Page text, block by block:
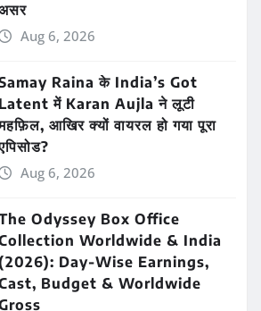
Aug 6, 2026
Raina के India’s Got
Latent में Karan Aujla ने लूटी
आखिर क्यों वायरल हो गया पूरा
Aug 6, 2026
Odyssey Box Office
Worldwide & India
Day-Wise Earnings,
Budget & Worldwide